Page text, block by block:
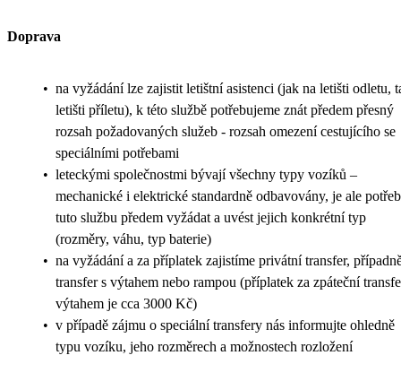
Doprava
• na vyžádání lze zajistit letištní asistenci (jak na letišti odletu,
letišti příletu), k této službě potřebujeme znát předem přesný
rozsah požadovaných služeb - rozsah omezení cestujícího se
speciálními potřebami
• leteckými společnostmi bývají všechny typy vozíků –
mechanické i elektrické standardně odbavovány, je ale
tuto službu předem vyžádat a uvést jejich konkrétní typ
(rozměry, váhu, typ baterie)
• na vyžádání a za příplatek zajistíme privátní transfer,
transfer s výtahem nebo rampou (příplatek za zpáteční
výtahem je cca 3000 Kč)
• v případě zájmu o speciální transfery nás informujte ohledně
typu vozíku, jeho rozměrech a možnostech rozložení